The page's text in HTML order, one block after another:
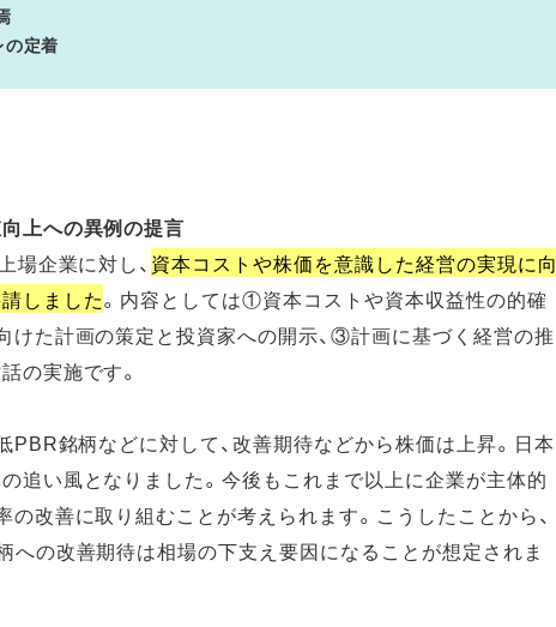
定着
上への異例の提言
場企業に対し、 資本コストや株価を意識した経営の実現に向
しました。内容としては①資本コストや資本収益性の的確
けた計画の策定と投資家への開示、③計画に基づく経営の推
の実施です。
PBR銘柄などに対して、改善期待などから株価は上昇。日本
追い風となりました。今後もこれまで以上に企業が主体的
の改善に取り組むことが考えられます。こうしたことから、
への改善期待は相場の下支え要因になることが想定されま